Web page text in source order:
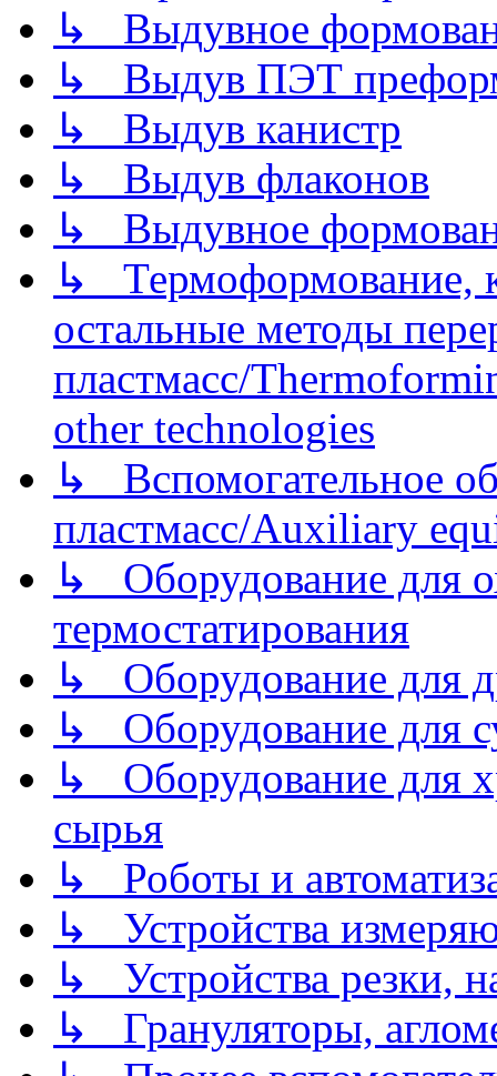
↳ Выдувное
↳ Выдув ПЭТ
↳ Выдув канистр
↳ Выдув флаконов
↳ Выдувное
↳ Термоформование,
остальные методы
пластмасс/
other technologies
↳ Вспомогательное
пластмасс/Auxiliary
↳ Оборудование для
термостатирования
↳ Оборудование для
↳ Оборудование для
↳ Оборудование для
сырья
↳ Роботы и
↳ Устройства
↳ Устройства резки,
↳ Грануляторы,